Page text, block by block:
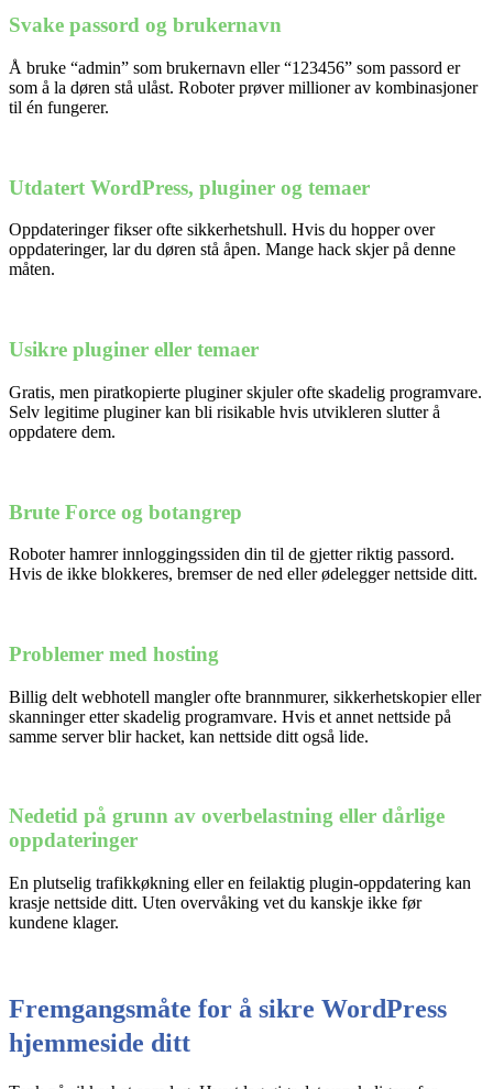
Svake passord og brukernavn
Å bruke “admin” som brukernavn eller “123456” som passord er
som å la døren stå ulåst. Roboter prøver millioner av kombinasjoner
til én fungerer.
Utdatert WordPress, pluginer og temaer
Oppdateringer fikser ofte sikkerhetshull. Hvis du hopper over
oppdateringer, lar du døren stå åpen. Mange hack skjer på denne
måten.
Usikre pluginer eller temaer
Gratis, men piratkopierte pluginer skjuler ofte skadelig programvare.
Selv legitime pluginer kan bli risikable hvis utvikleren slutter å
oppdatere dem.
Brute Force og botangrep
Roboter hamrer innloggingssiden din til de gjetter riktig passord.
Hvis de ikke blokkeres, bremser de ned eller ødelegger nettside ditt.
Problemer med hosting
Billig delt webhotell mangler ofte brannmurer, sikkerhetskopier eller
skanninger etter skadelig programvare. Hvis et annet nettside på
samme server blir hacket, kan nettside ditt også lide.
Nedetid på grunn av overbelastning eller dårlige
oppdateringer
En plutselig trafikkøkning eller en feilaktig plugin-oppdatering kan
krasje nettside ditt. Uten overvåking vet du kanskje ikke før
kundene klager.
Fremgangsmåte for å sikre WordPress
hjemmeside ditt